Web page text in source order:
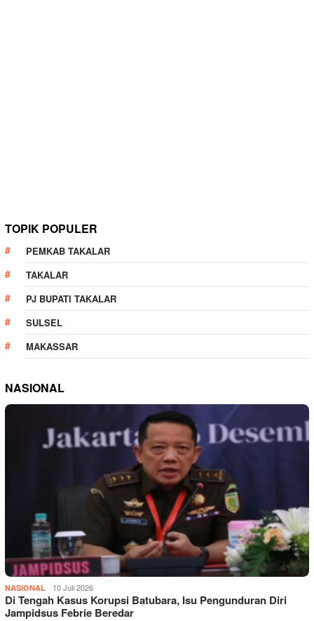
TOPIK POPULER
PEMKAB TAKALAR
TAKALAR
PJ BUPATI TAKALAR
SULSEL
MAKASSAR
NASIONAL
NASIONAL 10 Juli 2026
Di Tengah Kasus Korupsi Batubara, Isu Pengunduran Diri
Jampidsus Febrie Beredar